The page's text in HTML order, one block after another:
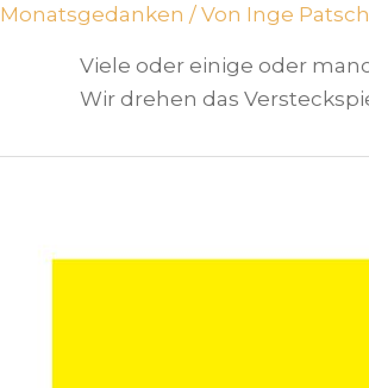
Monatsgedanken / Von Inge Patsch
Viele oder einige oder
Wir drehen das